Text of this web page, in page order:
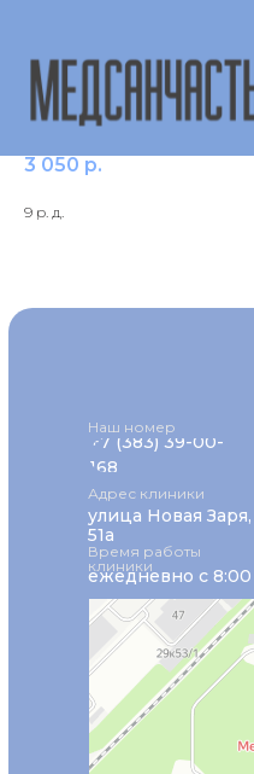
Андростендиол
3 050 р.
9 р. д.
+7 (383) 39-00-
168
Наш номер
ежедневно с
Время работы
клиники
Адрес клиники
улица Новая Заря,
51а